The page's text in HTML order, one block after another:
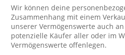
Wir können deine
Zusammenhang mit einem
unserer Vermögenswerte auch
potenzielle Käufer aller oder im
Vermögenswerte offenlegen.